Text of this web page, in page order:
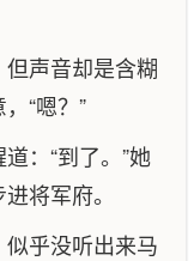
声音却是含糊
“嗯？”
：“到了。”她
将军府。
乎没听出来马